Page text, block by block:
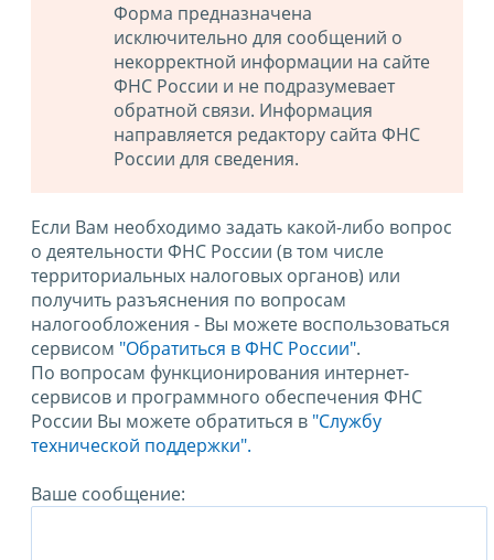
Форма предназначена
исключительно для сообщений о
некорректной информации на сайте
ФНС России и не подразумевает
обратной связи. Информация
направляется редактору сайта ФНС
России для сведения.
Если Вам необходимо задать какой-либо вопрос
о деятельности ФНС России (в том числе
территориальных налоговых органов) или
получить разъяснения по вопросам
налогообложения - Вы можете воспользоваться
сервисом "Обратиться в ФНС России".
По вопросам функционирования интернет-
сервисов и программного обеспечения ФНС
России Вы можете обратиться в "Службу
технической поддержки".
Ваше сообщение: